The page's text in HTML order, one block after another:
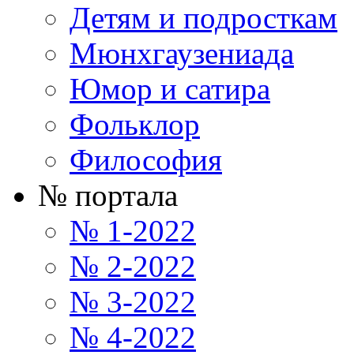
Детям и подросткам
Мюнхгаузениада
Юмор и сатира
Фольклор
Философия
№ портала
№ 1-2022
№ 2-2022
№ 3-2022
№ 4-2022